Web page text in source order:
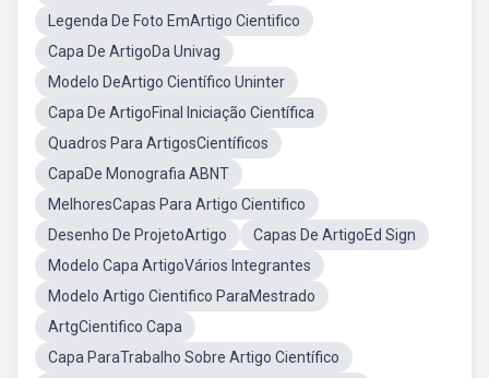
Legenda De Foto EmArtigo Cientifico
Capa De ArtigoDa Univag
Modelo DeArtigo Científico Uninter
Capa De ArtigoFinal Iniciação Científica
Quadros Para ArtigosCientíficos
CapaDe Monografia ABNT
MelhoresCapas Para Artigo Cientifico
Desenho De ProjetoArtigo
Capas De ArtigoEd Sign
Modelo Capa ArtigoVários Integrantes
Modelo Artigo Cientifico ParaMestrado
ArtgCientifico Capa
Capa ParaTrabalho Sobre Artigo Científico